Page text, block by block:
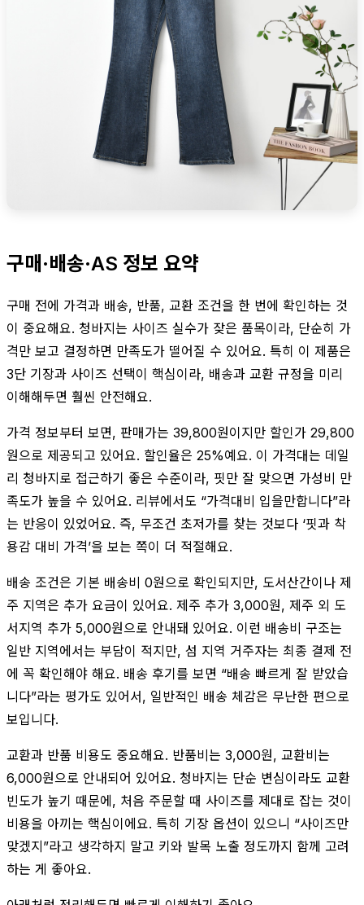
구매·배송·AS 정보 요약
구매 전에 가격과 배송, 반품, 교환 조건을 한 번에 확인하는 것
이 중요해요. 청바지는 사이즈 실수가 잦은 품목이라, 단순히 가
격만 보고 결정하면 만족도가 떨어질 수 있어요. 특히 이 제품은
3단 기장과 사이즈 선택이 핵심이라, 배송과 교환 규정을 미리
이해해두면 훨씬 안전해요.
가격 정보부터 보면, 판매가는 39,800원이지만 할인가 29,800
원으로 제공되고 있어요. 할인율은 25%예요. 이 가격대는 데일
리 청바지로 접근하기 좋은 수준이라, 핏만 잘 맞으면 가성비 만
족도가 높을 수 있어요. 리뷰에서도 “가격대비 입을만합니다”라
는 반응이 있었어요. 즉, 무조건 초저가를 찾는 것보다 ‘핏과 착
용감 대비 가격’을 보는 쪽이 더 적절해요.
배송 조건은 기본 배송비 0원으로 확인되지만, 도서산간이나 제
주 지역은 추가 요금이 있어요. 제주 추가 3,000원, 제주 외 도
서지역 추가 5,000원으로 안내돼 있어요. 이런 배송비 구조는
일반 지역에서는 부담이 적지만, 섬 지역 거주자는 최종 결제 전
에 꼭 확인해야 해요. 배송 후기를 보면 “배송 빠르게 잘 받았습
니다”라는 평가도 있어서, 일반적인 배송 체감은 무난한 편으로
보입니다.
교환과 반품 비용도 중요해요. 반품비는 3,000원, 교환비는
6,000원으로 안내되어 있어요. 청바지는 단순 변심이라도 교환
빈도가 높기 때문에, 처음 주문할 때 사이즈를 제대로 잡는 것이
비용을 아끼는 핵심이에요. 특히 기장 옵션이 있으니 “사이즈만
맞겠지”라고 생각하지 말고 키와 발목 노출 정도까지 함께 고려
하는 게 좋아요.